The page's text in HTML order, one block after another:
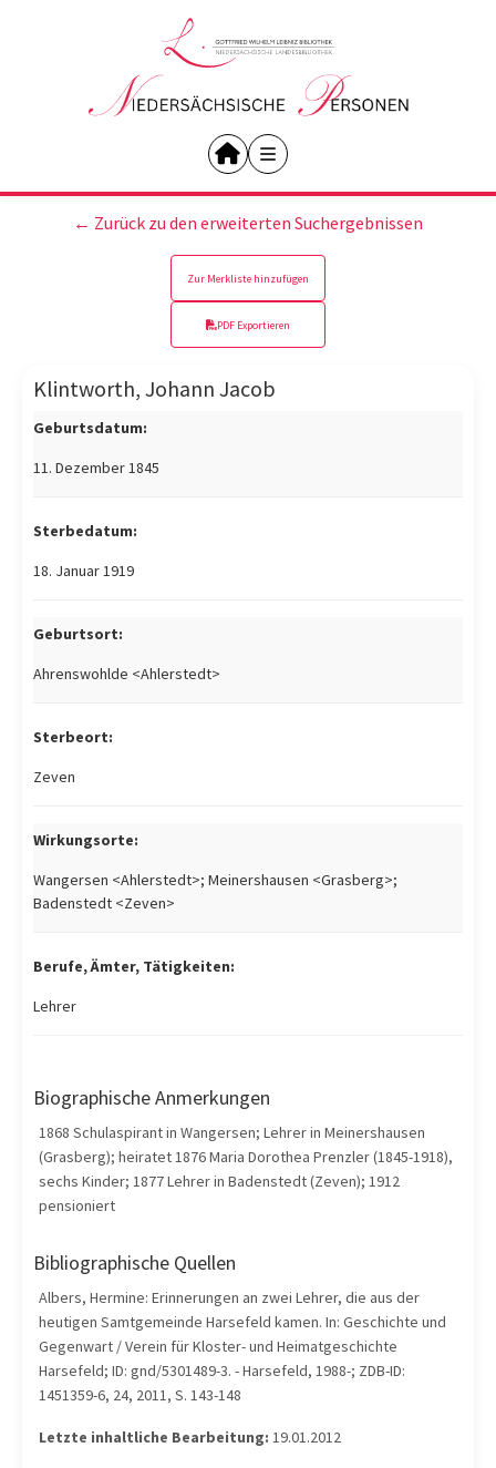
← Zurück zu den erweiterten Suchergebnissen
Zur Merkliste hinzufügen
PDF Exportieren
Klintworth, Johann Jacob
Geburtsdatum:
11. Dezember 1845
Sterbedatum:
18. Januar 1919
Geburtsort:
Ahrenswohlde <Ahlerstedt>
Sterbeort:
Zeven
Wirkungsorte:
Wangersen <Ahlerstedt>; Meinershausen <Grasberg>;
Badenstedt <Zeven>
Berufe, Ämter, Tätigkeiten:
Lehrer
Biographische Anmerkungen
1868 Schulaspirant in Wangersen; Lehrer in Meinershausen
(Grasberg); heiratet 1876 Maria Dorothea Prenzler (1845-1918),
sechs Kinder; 1877 Lehrer in Badenstedt (Zeven); 1912
pensioniert
Bibliographische Quellen
Albers, Hermine: Erinnerungen an zwei Lehrer, die aus der
heutigen Samtgemeinde Harsefeld kamen. In: Geschichte und
Gegenwart / Verein für Kloster- und Heimatgeschichte
Harsefeld; ID: gnd/5301489-3. - Harsefeld, 1988-; ZDB-ID:
1451359-6, 24, 2011, S. 143-148
Letzte inhaltliche Bearbeitung: 19.01.2012